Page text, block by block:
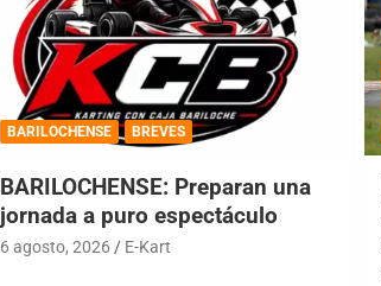
BARILOCHENSE BREVES
BARILOCHENSE: Preparan una
jornada a puro espectáculo
6 agosto, 2026 E-Kart